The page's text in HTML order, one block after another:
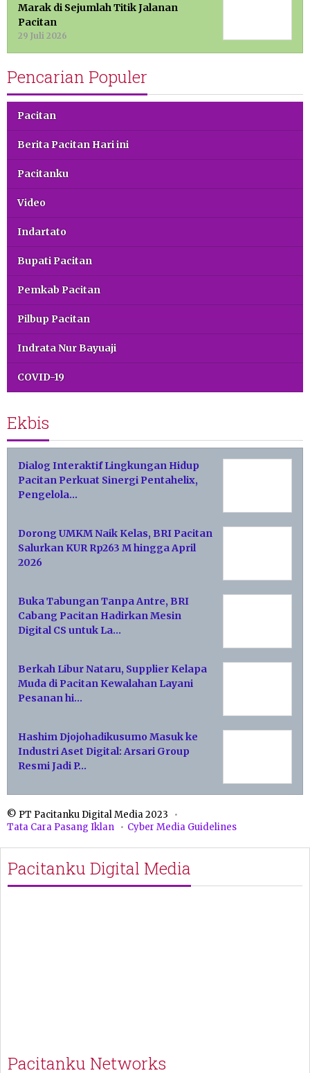
Marak di Sejumlah Titik Jalanan
Pacitan
29 Juli 2026
Pencarian Populer
Pacitan
Berita Pacitan Hari ini
Pacitanku
Video
Indartato
Bupati Pacitan
Pemkab Pacitan
Pilbup Pacitan
Indrata Nur Bayuaji
COVID-19
Ekbis
Dialog Interaktif Lingkungan Hidup
Pacitan Perkuat Sinergi Pentahelix,
Pengelola…
Dorong UMKM Naik Kelas, BRI Pacitan
Salurkan KUR Rp263 M hingga April
2026
Buka Tabungan Tanpa Antre, BRI
Cabang Pacitan Hadirkan Mesin
Digital CS untuk La…
Berkah Libur Nataru, Supplier Kelapa
Muda di Pacitan Kewalahan Layani
Pesanan hi…
Hashim Djojohadikusumo Masuk ke
Industri Aset Digital: Arsari Group
Resmi Jadi P…
© PT Pacitanku Digital Media 2023
Tata Cara Pasang Iklan
Cyber Media Guidelines
Pacitanku Digital Media
Pacitanku Networks